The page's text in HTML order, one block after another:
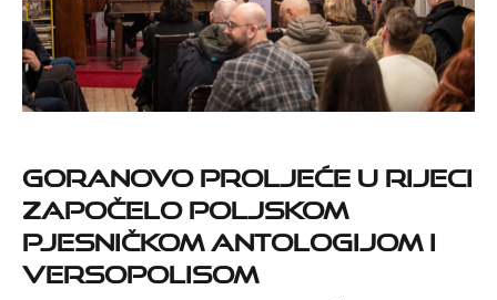
GORANOVO PROLJEĆE U RIJECI
ZAPOČELO POLJSKOM
PJESNIČKOM ANTOLOGIJOM I
VERSOPOLISOM